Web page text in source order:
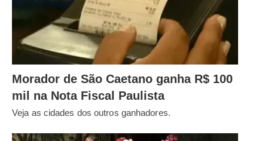
Morador de São Caetano ganha R$ 100
mil na Nota Fiscal Paulista
Veja as cidades dos outros ganhadores.